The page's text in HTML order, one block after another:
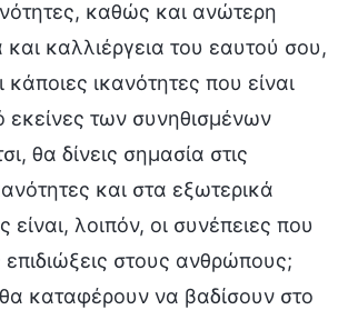
καθώς και ανώτερη
και καλλιέργεια του εαυτού σου,
ικανότητες που είναι
των συνηθισμένων
θα δίνεις σημασία στις
και στα εξωτερικά
είναι, λοιπόν, οι συνέπειες που
επιδιώξεις στους ανθρώπους;
καταφέρουν να βαδίσουν στο